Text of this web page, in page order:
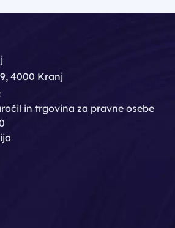
4000 Kranj
in trgovina za pravne osebe